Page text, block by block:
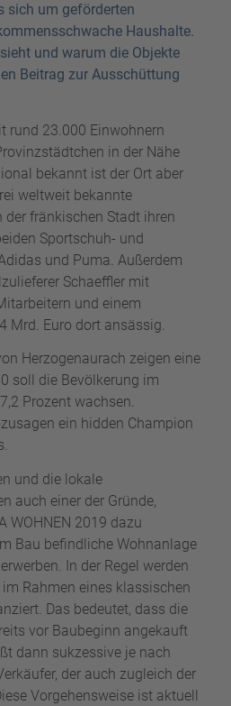
sich um geförderten
Haushalte.
und warum die Objekte
Beitrag zur Ausschüttung
rund 23.000 Einwohnern
in der Nähe
bekannt ist der Ort aber
weltweit bekannte
der fränkischen Stadt ihren
Sportschuh- und
und Puma. Außerdem
Schaeffler mit
und einem
Mrd. Euro dort ansässig.
Herzogenaurach zeigen eine
soll die Bevölkerung im
Prozent wachsen.
ein hidden Champion
und die lokale
auch einer der Gründe,
WOHNEN 2019 dazu
Bau befindliche Wohnanlage
In der Regel werden
Rahmen eines klassischen
Das bedeutet, dass die
vor Baubeginn angekauft
dann sukzessive je nach
der auch zugleich der
Vorgehensweise ist aktuell